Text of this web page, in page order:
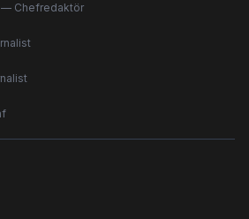
— Chefredaktör